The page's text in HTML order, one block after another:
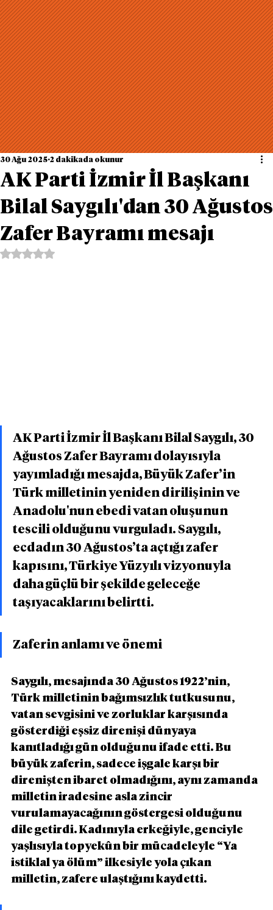
AK Parti İzmir İl Başkanı
Bilal Saygılı'dan 30 Ağustos
Zafer Bayramı mesajı
30 Ağu 2025 2 dakikada okunur
5 üzerinden NaN yıldız
AK Parti İzmir İl Başkanı Bilal Saygılı, 30
Ağustos Zafer Bayramı dolayısıyla
yayımladığı mesajda, Büyük Zafer’in
Türk milletinin yeniden dirilişinin ve
Anadolu'nun ebedi vatan oluşunun
tescili olduğunu vurguladı. Saygılı,
ecdadın 30 Ağustos’ta açtığı zafer
kapısını, Türkiye Yüzyılı vizyonuyla
daha güçlü bir şekilde geleceğe
taşıyacaklarını belirtti.
Zaferin anlamı ve önemi
Saygılı, mesajında 30 Ağustos 1922’nin,
Türk milletinin bağımsızlık tutkusunu,
vatan sevgisini ve zorluklar karşısında
gösterdiği eşsiz direnişi dünyaya
kanıtladığı gün olduğunu ifade etti. Bu
büyük zaferin, sadece işgale karşı bir
direnişten ibaret olmadığını, aynı zamanda
milletin iradesine asla zincir
vurulamayacağının göstergesi olduğunu
dile getirdi. Kadınıyla erkeğiyle, genciyle
yaşlısıyla topyekûn bir mücadeleyle “Ya
istiklal ya ölüm” ilkesiyle yola çıkan
milletin, zafere ulaştığını kaydetti.